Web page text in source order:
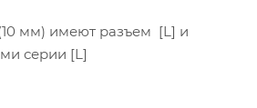
мм) имеют разъем [L] и
серии [L]